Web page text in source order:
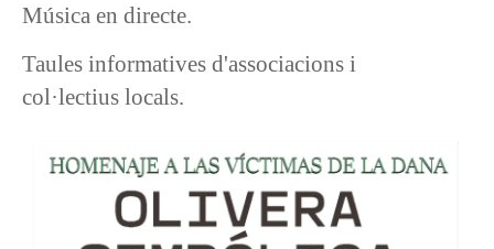
Música en directe.
Taules informatives d'associacions i
col·lectius locals.